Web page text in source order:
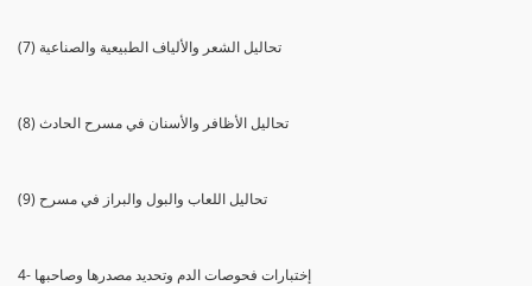
(7) تحاليل الشعر والألياف الطبيعية والصناعية
(8) تحاليل الأظافر والأسنان في مسرح الحادث
(9) تحاليل اللعاب والبول والبراز في مسرح
4- إختبارات فحوصات الدم وتحديد مصدرها وصاحبها